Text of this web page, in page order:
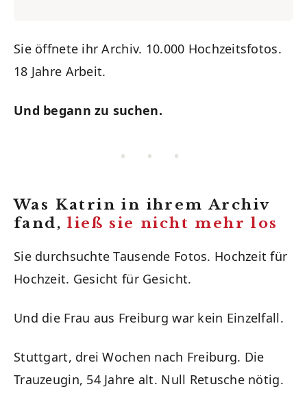
Sie öffnete ihr Archiv. 10.000 Hochzeitsfotos.
18 Jahre Arbeit.
Und begann zu suchen.
• • •
Was Katrin in ihrem Archiv
fand,ließ sie nicht mehr los
Sie durchsuchte Tausende Fotos. Hochzeit für
Hochzeit. Gesicht für Gesicht.
Und die Frau aus Freiburg war kein Einzelfall.
Stuttgart, drei Wochen nach Freiburg. Die
Trauzeugin, 54 Jahre alt. Null Retusche nötig.